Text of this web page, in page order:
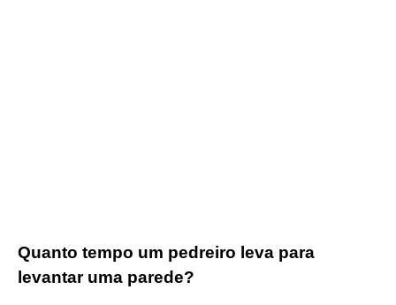
Quanto tempo um pedreiro leva para
levantar uma parede?